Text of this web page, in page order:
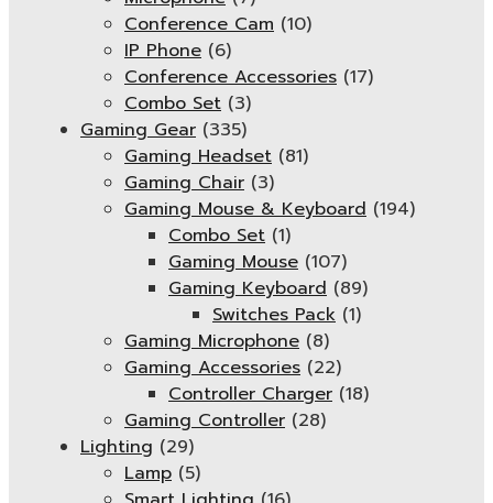
Conference Cam (10)
IP Phone (6)
Conference Accessories (17)
Combo Set (3)
Gaming Gear (335)
Gaming Headset (81)
Gaming Chair (3)
Gaming Mouse & Keyboard (194)
Combo Set (1)
Gaming Mouse (107)
Gaming Keyboard (89)
Switches Pack (1)
Gaming Microphone (8)
Gaming Accessories (22)
Controller Charger (18)
Gaming Controller (28)
Lighting (29)
Lamp (5)